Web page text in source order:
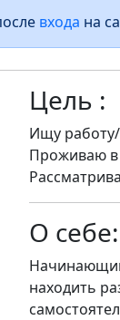
входа на
Цель :
Ищу
Проживаю в
О себе:
находить